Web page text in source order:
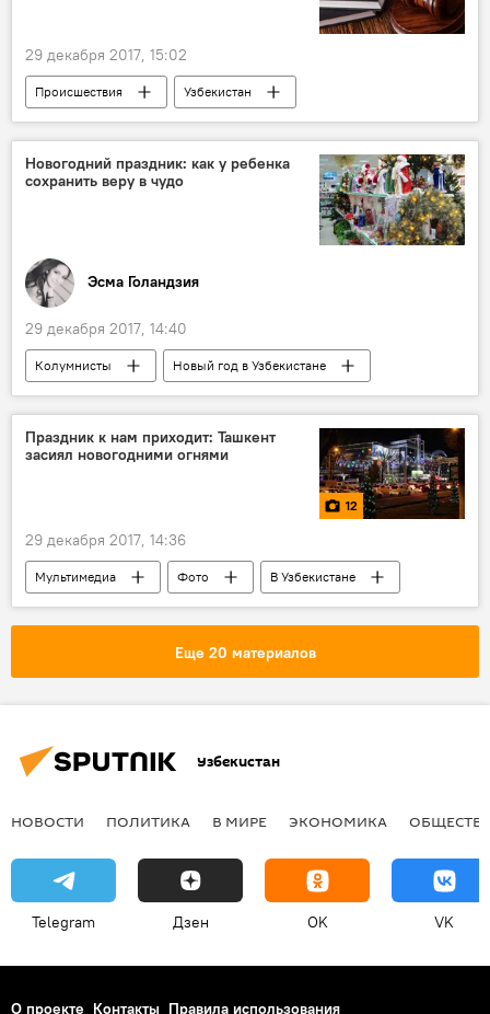
29 декабря 2017, 15:02
Происшествия
Узбекистан
Самарканд
наркотики
Новогодний праздник: как у ребенка
сохранить веру в чудо
Эсма Голандзия
29 декабря 2017, 14:40
Колумнисты
Новый год в Узбекистане
новый год
корбобо дед Мороз
Праздник к нам приходит: Ташкент
засиял новогодними огнями
12
29 декабря 2017, 14:36
Мультимедиа Фото
В Узбекистане
Общество
Новый год в Узбекистане
Еще 20 материалов
Узбекистан
НОВОСТИ ПОЛИТИКА В МИРЕ ЭКОНОМИКА
Telegram Дзен OK VK
О проекте Контакты Правила использования